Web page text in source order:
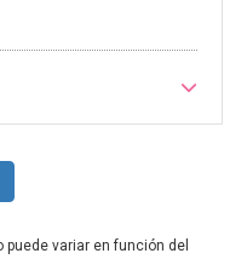
variar en función del